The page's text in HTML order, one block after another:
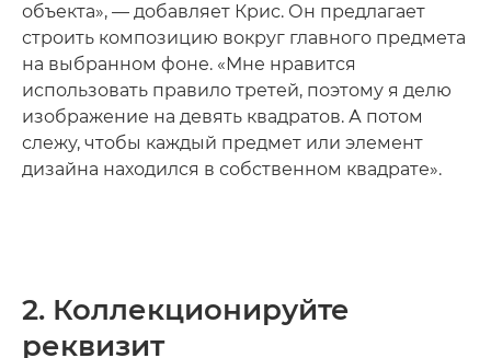
объекта», — добавляет Крис. Он предлагает
строить композицию вокруг главного предмета
на выбранном фоне. «Мне нравится
использовать правило третей, поэтому я делю
изображение на девять квадратов. А потом
слежу, чтобы каждый предмет или элемент
дизайна находился в собственном квадрате».
2. Коллекционируйте
реквизит